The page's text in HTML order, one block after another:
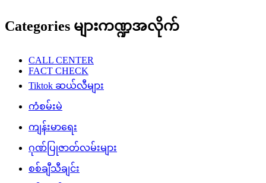
Categories များကဏ္ဍအလိုက်
CALL CENTER
FACT CHECK
Tiktok ဆယ်လီများ
ကံစမ်းမဲ
ကျန်းမာရေး
ဂုဏ်ပြုဇာတ်လမ်းများ
စစ်ချီသီချင်း